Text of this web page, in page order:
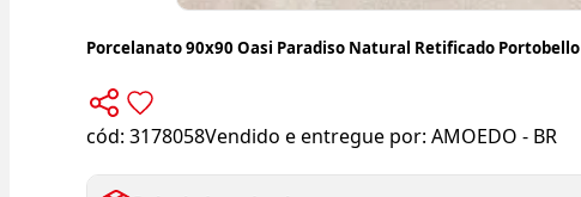
Porcelanato 90x90 Oasi Paradiso Natural Retificado Portobello
cód: 3178058Vendido e entregue por: AMOEDO - BR